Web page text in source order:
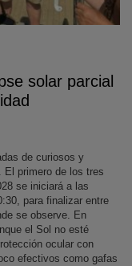
solar parcial
de curiosos y
El primero de los tres
se iniciará a las
para finalizar entre
se observe. En
el Sol no esté
ocular con
efectivos como gafas